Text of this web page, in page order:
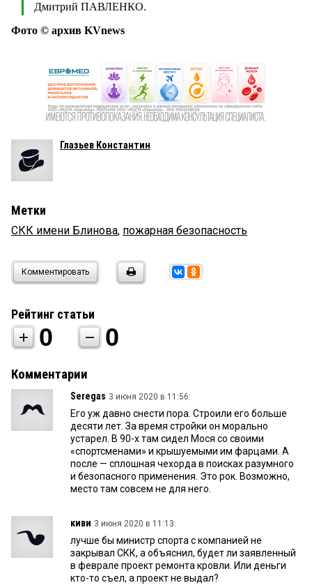
Дмитрий ПАВЛЕНКО.
Фото © архив KVnews
Глазьев Константин
Метки
СКК имени Блинова, пожарная безопасность
Комментировать
Рейтинг статьи
0 0
Комментарии
Seregas 3 июня 2020 в 11:56:
Его уж давно снести пора. Строили его больше
десяти лет. За время стройки он морально
устарел. В 90-х там сидел Мося со своими
«спортсменами» и крышуемыми им фарцами. А
после — сплошная чехорда в поисках разумного
и безопасного применения. Это рок. Возможно,
место там совсем не для него.
киви 3 июня 2020 в 11:13:
лучше бы министр спорта с компанией не
закрывал СКК, а объяснил, будет ли заявленный
в феврале проект ремонта кровли. Или деньги
кто-то съел, а проект не выдал?